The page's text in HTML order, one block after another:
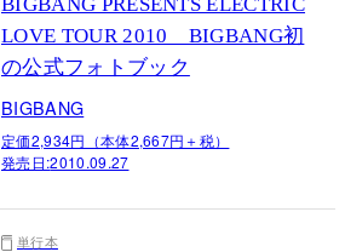
LOVE TOUR 2010 BIGBANG初
の公式フォトブック
BIGBANG
定価2,934円（本体2,667円＋税）
発売日:2010.09.27
単行本